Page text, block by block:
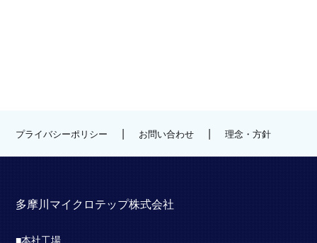
プライバシーポリシー お問い合わせ |理念・方針
多摩川マイクロテップ株式会社
■本社工場